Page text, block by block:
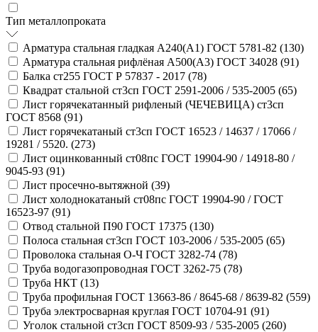
Тип металлопроката
Арматура стальная гладкая А240(А1) ГОСТ 5781-82 (130)
Арматура стальная рифлёная А500(А3) ГОСТ 34028 (91)
Балка ст255 ГОСТ Р 57837 - 2017 (78)
Квадрат стальной ст3сп ГОСТ 2591-2006 / 535-2005 (65)
Лист горячекатанный рифленый (ЧЕЧЕВИЦА) ст3сп
ГОСТ 8568 (91)
Лист горячекатаный ст3сп ГОСТ 16523 / 14637 / 17066 /
19281 / 5520. (273)
Лист оцинкованный ст08пс ГОСТ 19904-90 / 14918-80 /
9045-93 (91)
Лист просечно-вытяжной (39)
Лист холоднокатаный ст08пс ГОСТ 19904-90 / ГОСТ
16523-97 (91)
Отвод стальной П90 ГОСТ 17375 (130)
Полоса стальная ст3сп ГОСТ 103-2006 / 535-2005 (65)
Проволока стальная О-Ч ГОСТ 3282-74 (78)
Труба водогазопроводная ГОСТ 3262-75 (78)
Труба НКТ (13)
Труба профильная ГОСТ 13663-86 / 8645-68 / 8639-82 (559)
Труба электросварная круглая ГОСТ 10704-91 (91)
Уголок стальной ст3сп ГОСТ 8509-93 / 535-2005 (260)